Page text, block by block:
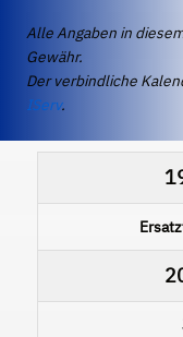
Alle Angaben in
Gewähr.
Der verbindliche
IServ.